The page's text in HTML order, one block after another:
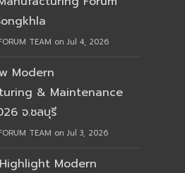
TEAM on Jul 4, 2026
Modern
& Maintenance
จ.ชลบุรี
TEAM on Jul 3, 2026
Modern